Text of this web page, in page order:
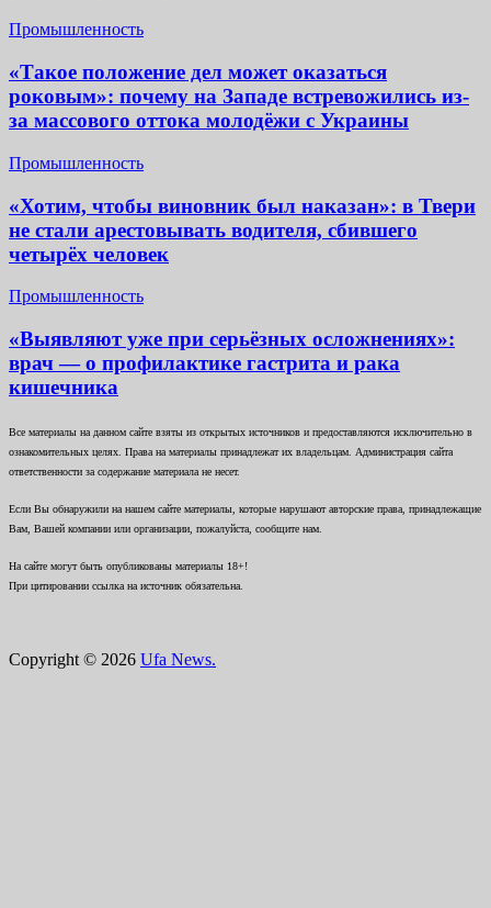
Промышленность
«Такое положение дел может оказаться
роковым»: почему на Западе встревожились из-
за массового оттока молодёжи с Украины
Промышленность
«Хотим, чтобы виновник был наказан»: в Твери
не стали арестовывать водителя, сбившего
четырёх человек
Промышленность
«Выявляют уже при серьёзных осложнениях»:
врач — о профилактике гастрита и рака
кишечника
Все материалы на данном сайте взяты из открытых источников и предоставляются исключительно в
ознакомительных целях. Права на материалы принадлежат их владельцам. Администрация сайта
ответственности за содержание материала не несет.
Если Вы обнаружили на нашем сайте материалы, которые нарушают авторские права, принадлежащие
Вам, Вашей компании или организации, пожалуйста, сообщите нам.
На сайте могут быть опубликованы материалы 18+!
При цитировании ссылка на источник обязательна.
Copyright © 2026 Ufa News.